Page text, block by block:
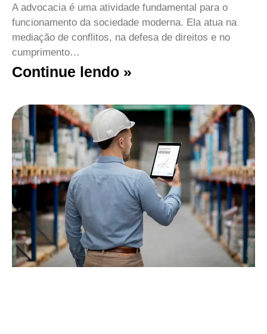
A advocacia é uma atividade fundamental para o
funcionamento da sociedade moderna. Ela atua na
mediação de conflitos, na defesa de direitos e no
cumprimento…
Continue lendo »